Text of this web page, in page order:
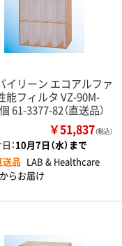
イリーン エコアルファ
能フィルタ VZ-90M-
61-3377-82（直送品）
￥51,837（税込）
：10月7日（水）まで
送品 LAB & Healthcare
らお届け